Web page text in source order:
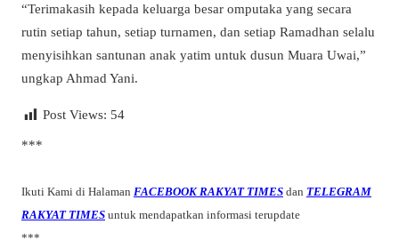
“Terimakasih kepada keluarga besar omputaka yang secara
rutin setiap tahun, setiap turnamen, dan setiap Ramadhan selalu
menyisihkan santunan anak yatim untuk dusun Muara Uwai,”
ungkap Ahmad Yani.
Post Views: 54
***
Ikuti Kami di Halaman FACEBOOK RAKYAT TIMES dan TELEGRAM
RAKYAT TIMES untuk mendapatkan informasi terupdate
***